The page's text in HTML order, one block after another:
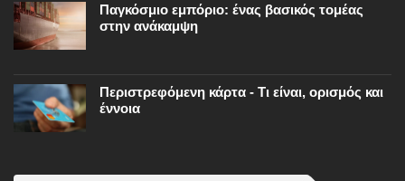
Παγκόσμιο εμπόριο: ένας βασικός τομέας
στην ανάκαμψη
Περιστρεφόμενη κάρτα - Τι είναι, ορισμός και
έννοια